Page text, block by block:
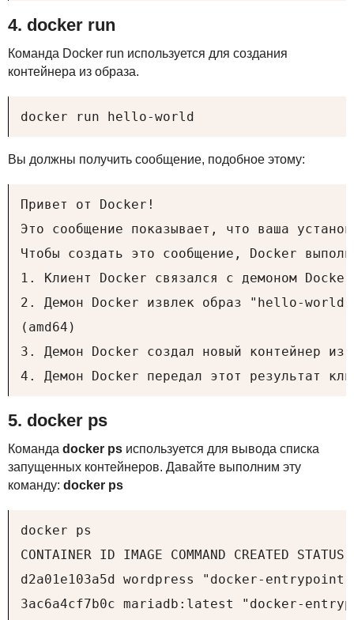
4. docker run
Команда Docker run используется для создания
контейнера из образа.
docker run hello-world
Вы должны получить сообщение, подобное этому:
Привет от Docker!
Это сообщение показывает, что ваша
Чтобы создать это сообщение, Docker
1. Клиент Docker связался с демоном
2. Демон Docker извлек образ "hello-
(amd64)
3. Демон Docker создал новый контейнер из
4. Демон Docker передал этот результат
5. docker ps
Команда docker ps используется для вывода списка
запущенных контейнеров. Давайте выполним эту
команду: docker ps
docker ps
CONTAINER ID IMAGE COMMAND CREATED STATUS
d2a01e103a5d wordpress "docker-
3ac6a4cf7b0c mariadb:latest "docker-